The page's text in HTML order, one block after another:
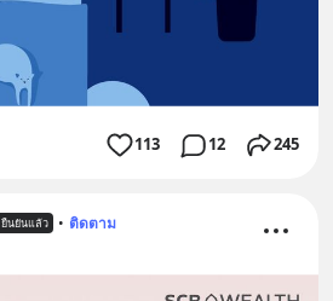
113 12 245
ยืนยันแล้ว • ติดตาม